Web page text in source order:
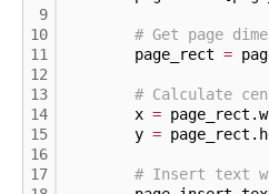
9
10
11
12
13
14
15
16
17
# Get page
page_rect =
# Calculate
x =
y =
# Insert text